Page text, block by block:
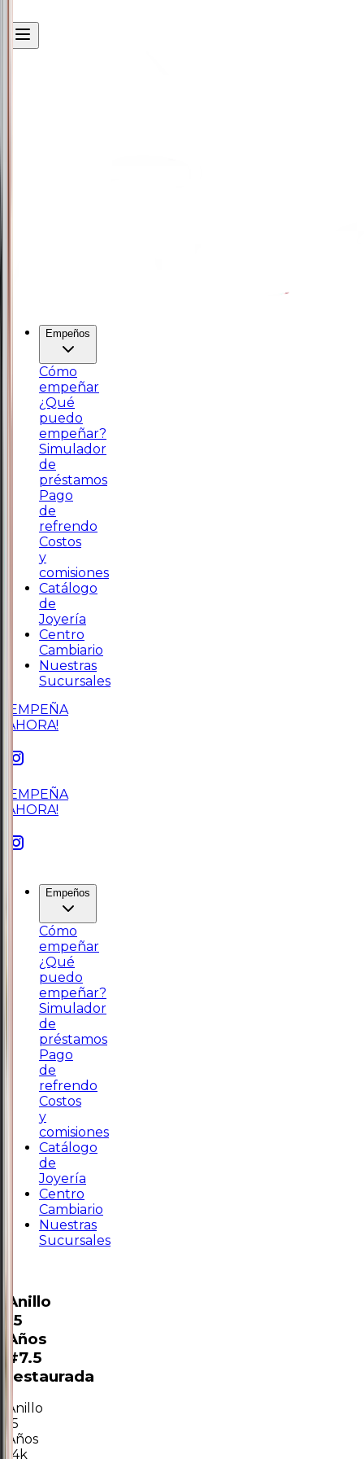
Empeños
Cómo
empeñar
¿Qué
puedo
empeñar?
Simulador
de
préstamos
Pago
de
refrendo
Costos
y
comisiones
Catálogo
de
Joyería
Centro
Cambiario
Nuestras
Sucursales
¡EMPEÑA
AHORA!
¡EMPEÑA
AHORA!
Empeños
Cómo
empeñar
¿Qué
puedo
empeñar?
Simulador
de
préstamos
Pago
de
refrendo
Costos
y
comisiones
Catálogo
de
Joyería
Centro
Cambiario
Nuestras
Sucursales
Anillo
15
Años
#7.5
restaurada
Anillo
15
Años
14k